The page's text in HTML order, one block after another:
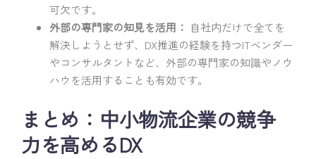
可欠です。
外部の専門家の知見を活用： 自社内だけで全てを
解決しようとせず、DX推進の経験を持つITベンダー
やコンサルタントなど、外部の専門家の知識やノウ
ハウを活用することも有効です。
まとめ：中小物流企業の競争
力を高めるDX